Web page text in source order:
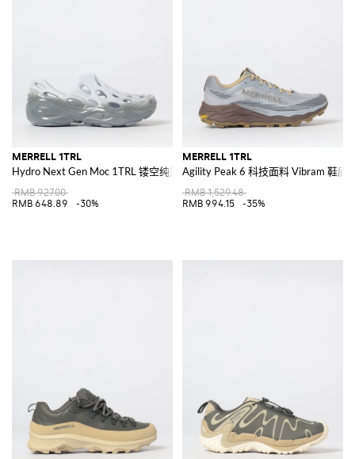
MERRELL 1TRL
Hydro Next Gen Moc 1TRL 镂空纯素 EVA 拖鞋
RMB 927.00
RMB 648.89
-30%
MERRELL 1TRL
Agility Peak 6 科技面料 Vibram 鞋底
RMB 1,529.48
RMB 994.15
-35%